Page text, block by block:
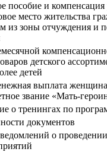
пособие и компенсация
место жительства
из зоны отчуждения и
детского
детей
выплата
звание «Мать-
о тренингах по
документов
о